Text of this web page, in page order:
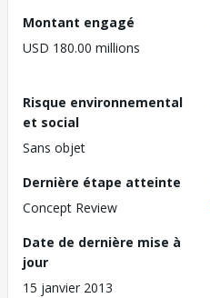
Montant engagé
USD 180.00 millions
Risque environnemental
et social
Sans objet
Dernière étape atteinte
Concept Review
Date de dernière mise à
jour
15 janvier 2013